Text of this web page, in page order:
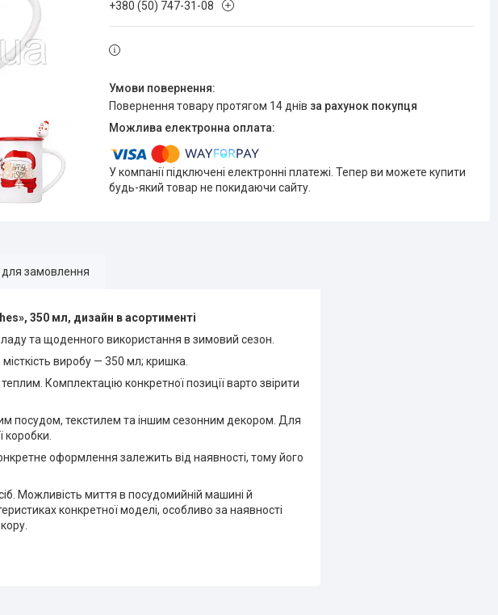
+380 (50) 747-31-08
повернення товару протягом 14 днів за рахунок покупця
У компанії підключені електронні платежі. Тепер ви можете купити
будь-який товар не покидаючи сайту.
для замовлення
350 мл, дизайн в асортименті
та щоденного використання в зимовий сезон.
виробу — 350 мл; кришка.
Комплектацію конкретної позиції варто звірити
посудом, текстилем та іншим сезонним декором. Для
коробки.
оформлення залежить від наявності, тому його
Можливість миття в посудомийній машині й
конкретної моделі, особливо за наявності